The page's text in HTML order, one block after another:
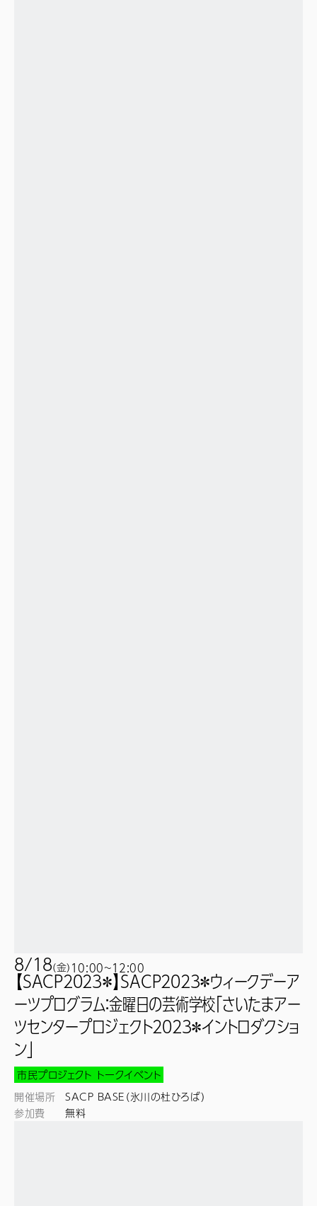
8/18(金) 10:00~12:00
【SACP2023＊】SACP2023＊ウィークデーア
ーツプログラム：金曜日の芸術学校「さいたまアー
ツセンタープロジェクト2023＊イントロダクショ
ン」
市民プロジェクト トークイベント
開催場所
SACP BASE（氷川の杜ひろば）
参加費
無料